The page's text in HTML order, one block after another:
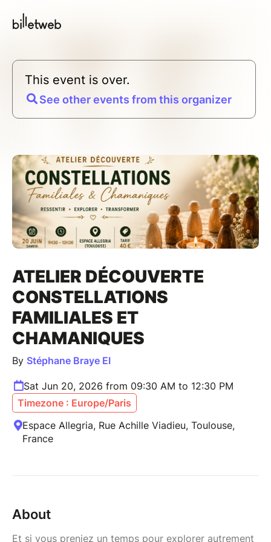
This event is over.
See other events from this organizer
ATELIER DÉCOUVERTE
CONSTELLATIONS
FAMILIALES ET
CHAMANIQUES
By Stéphane Braye EI
Sat Jun 20, 2026 from 09:30 AM to 12:30 PM
Timezone : Europe/Paris
Espace Allegria, Rue Achille Viadieu, Toulouse,
France
About
Et si vous preniez un temps pour explorer autrement